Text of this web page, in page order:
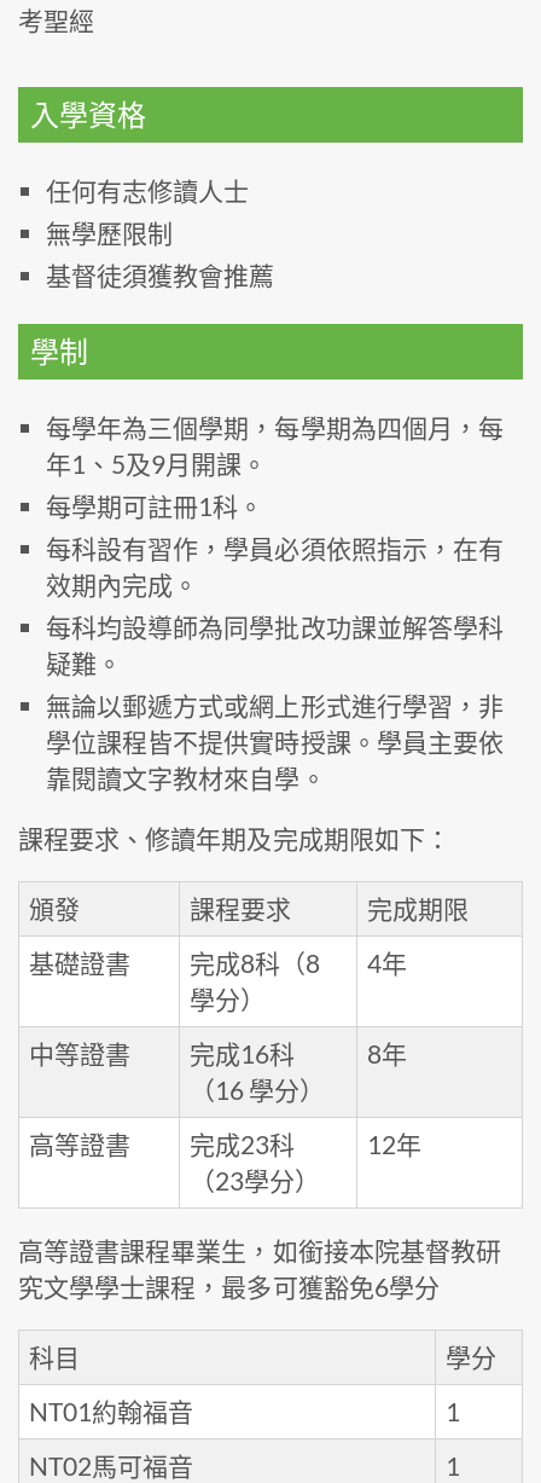
考聖經
入學資格
任何有志修讀人士
無學歷限制
基督徒須獲教會推薦
學制
每學年為三個學期，每學期為四個月，每
年1、5及9月開課。
每學期可註冊1科。
每科設有習作，學員必須依照指示，在有
效期內完成。
每科均設導師為同學批改功課並解答學科
疑難。
無論以郵遞方式或網上形式進行學習，非
學位課程皆不提供實時授課。學員主要依
靠閱讀文字教材來自學。
課程要求、修讀年期及完成期限如下：
頒發 課程要求
完成期限
基礎證書
完成8科（8
學分）
4年
中等證書
完成16科
（16 學分）
8年
高等證書
完成23科
（23學分）
12年
高等證書課程畢業生，如銜接本院基督教研
究文學學士課程，最多可獲豁免6學分
科目
學分
NT01約翰福音
1
NT02馬可福音
1